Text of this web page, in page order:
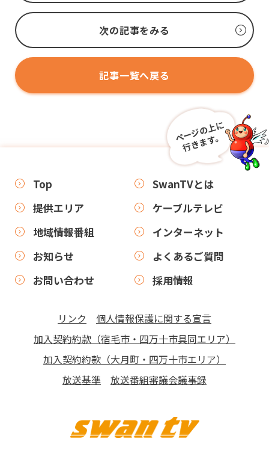
Webからの
0880-62-0888
8:30～18:00
土・日・祝
8:30～17:30
次の記事をみる
記事一覧へ戻る
ページの上に
行きます。
Top
SwanTVとは
提供エリア
ケーブルテレビ
地域情報番組
インターネット
お知らせ
よくあるご質問
お問い合わせ
採用情報
リンク
個人情報保護に関する宣言
加入契約約款（宿毛市・四万十市具同エリア）
加入契約約款（大月町・四万十市エリア）
放送基準
放送番組審議会議事録